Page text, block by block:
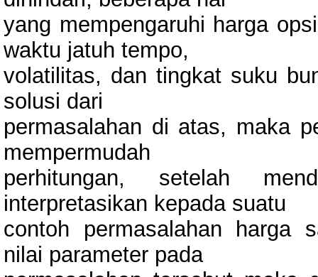
yang mempengaruhi harga
waktu jatuh tempo,
volatilitas, dan tingkat suku
solusi dari
permasalahan di atas, maka
mempermudah
perhitungan, setelah
interpretasikan kepada suatu
contoh permasalahan harga
nilai parameter pada